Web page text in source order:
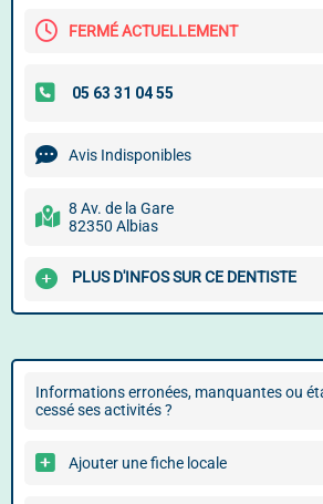
FERMÉ ACTUELLEMENT
Avis Indisponibles
8 Av. de la Gare
82350 Albias
PLUS D'INFOS SUR CE DENTISTE
Informations erronées, manquantes ou
cessé ses activités ?
Ajouter une fiche locale